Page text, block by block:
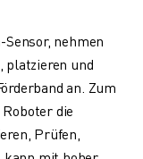
nehmen
platzieren und
an. Zum
die
Prüfen,